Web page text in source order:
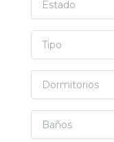
Estado
Tipo
Dormitorios
Baños